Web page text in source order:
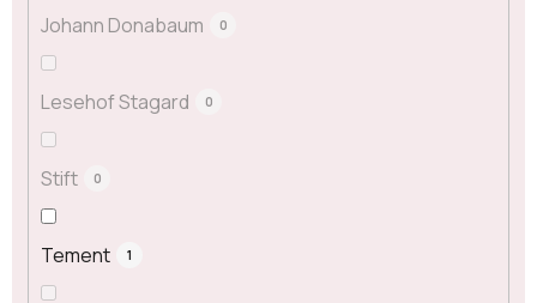
Johann Donabaum 0
Lesehof Stagard 0
Stift 0
Tement 1